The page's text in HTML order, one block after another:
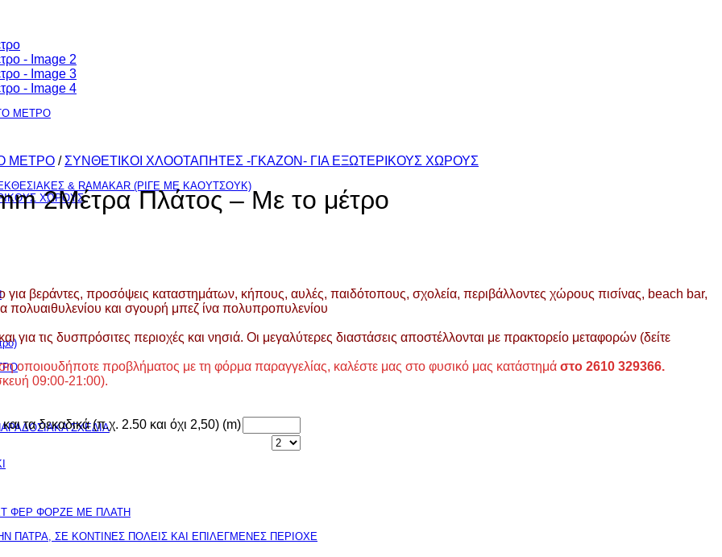
ΜΕΤΡΟ
& RAMAKAR (ΡΙΓΕ ΜΕ ΚΑΟΥΤΣΟΥΚ)
ΧΩΡΟΥΣ
ΣΧΕΔΙΑ
ΦΕΡ ΦΟΡΖΕ ΜΕ ΠΛΑΤΗ
ΠΑΤΡΑ, ΣΕ ΚΟΝΤΙΝΕΣ ΠΟΛΕΙΣ ΚΑΙ ΕΠΙΛΕΓΜΕΝΕΣ ΠΕΡΙΟΧΕ
ΜΕΤΡΟ / ΣΥΝΘΕΤΙΚΟΙ ΧΛΟΟΤΑΠΗΤΕΣ -ΓΚΑΖΟΝ- ΓΙΑ ΕΞΩΤΕΡΙΚΟΥΣ ΧΩΡΟΥΣ
2Μέτρα Πλάτος – Με το μέτρο
για βεράντες, προσόψεις καταστημάτων, κήπους, αυλές, παιδότοπους, σχολεία, περιβάλλοντες χώρους πισίνας, beach bar,
και σγουρή μπεζ ίνα πολυπροπυλενίου
για τις δυσπρόσιτες περιοχές και νησιά. Οι μεγαλύτερες διαστάσεις αποστέλλονται με πρακτορείο μεταφορών (δείτε
οποιουδήποτε προβλήματος με τη φόρμα παραγγελίας, καλέστε μας στο φυσικό μας κατάστημά στο 2610 329366.
09:00-21:00).
τα δεκαδικά (π.χ. 2.50 και όχι 2,50) (m)